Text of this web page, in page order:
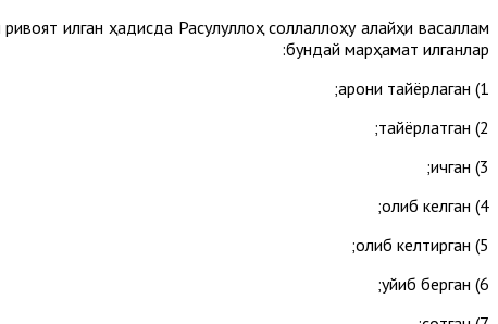
қилган ҳадисда Расулуллоҳ соллаллоҳу алайҳи васаллам
бундай марҳамат қилганлар:
1) ароқни тайёрлаган;
2) тайёрлатган;
3) ичган;
4) олиб келган;
5) олиб келтирган;
6) қуйиб берган;